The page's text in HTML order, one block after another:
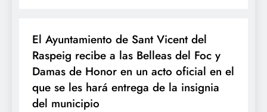
El Ayuntamiento de Sant Vicent del
Raspeig recibe a las Belleas del Foc y
Damas de Honor en un acto oficial en el
que se les hará entrega de la insignia
del municipio